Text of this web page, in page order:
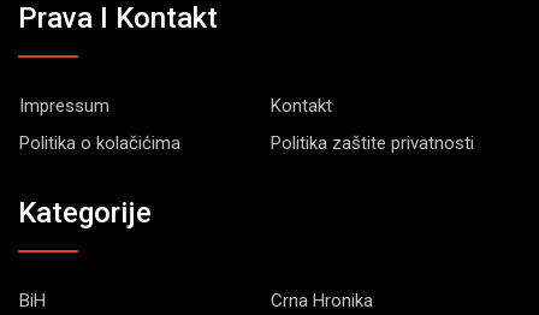
Prava I Kontakt
Impressum
Kontakt
Politika o kolačićima
Politika zaštite privatnosti
Kategorije
BiH
Crna Hronika